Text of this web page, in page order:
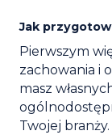
Jak
Pierwszym
zachowania i
masz
Twojej